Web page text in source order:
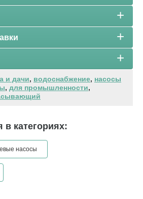
и дачи, водоснабжение, насосы
, для промышленности,
в категориях:
насосы